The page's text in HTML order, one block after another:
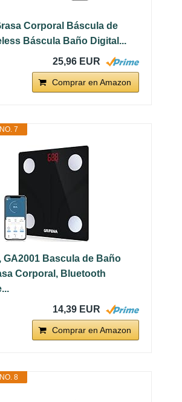
Corporal Báscula de
Báscula Baño Digital...
25,96 EUR
Comprar en Amazon
7
GA2001 Bascula de Baño
Corporal, Bluetooth
14,39 EUR
Comprar en Amazon
8